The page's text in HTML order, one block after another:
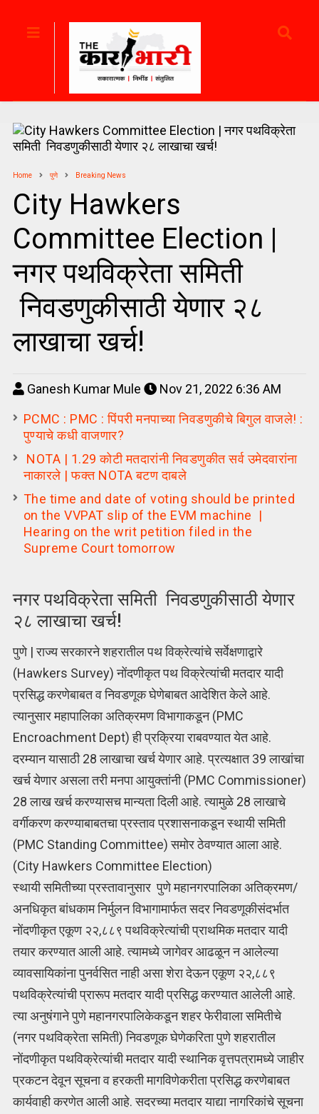
Home पुणे Breaking News
City Hawkers
Committee Election |
नगर पथविक्रेता समिती
निवडणुकीसाठी येणार २८
लाखाचा खर्च!
Ganesh Kumar Mule
Nov 21, 2022 6:36 AM
PCMC : PMC : पिंपरी मनपाच्या निवडणुकीचे बिगुल वाजले! :
पुण्याचे कधी वाजणार?
NOTA | 1.29 कोटी मतदारांनी निवडणुकीत सर्व उमेदवारांना
नाकारले | फक्त NOTA बटण दाबले
The time and date of voting should be printed
on the VVPAT slip of the EVM machine |
Hearing on the writ petition filed in the
Supreme Court tomorrow
नगर पथविक्रेता समिती निवडणुकीसाठी येणार
२८ लाखाचा खर्च!
पुणे | राज्य सरकारने शहरातील पथ विक्रेत्यांचे सर्वेक्षणाद्वारे
(Hawkers Survey) नोंदणीकृत पथ विक्रेत्यांची मतदार यादी
प्रसिद्ध करणेबाबत व निवडणूक घेणेबाबत आदेशित केले आहे.
त्यानुसार महापालिका अतिक्रमण विभागाकडून (PMC
Encroachment Dept) ही प्रक्रिया राबवण्यात येत आहे.
दरम्यान यासाठी 28 लाखाचा खर्च येणार आहे. प्रत्यक्षात 39 लाखांचा
खर्च येणार असला तरी मनपा आयुक्तांनी (PMC Commissioner)
28 लाख खर्च करण्यासच मान्यता दिली आहे. त्यामुळे 28 लाखाचे
वर्गीकरण करण्याबाबतचा प्रस्ताव प्रशासनाकडून स्थायी समिती
(PMC Standing Committee) समोर ठेवण्यात आला आहे.
(City Hawkers Committee Election)
स्थायी समितीच्या प्रस्तावानुसार पुणे महानगरपालिका अतिक्रमण/
अनधिकृत बांधकाम निर्मुलन विभागामार्फत सदर निवडणूकीसंदर्भात
नोंदणीकृत एकूण २२,८८९ पथविक्रेत्यांची प्राथमिक मतदार यादी
तयार करण्यात आली आहे. त्यामध्ये जागेवर आढळून न आलेल्या
व्यावसायिकांना पुनर्वसित नाही असा शेरा देऊन एकूण २२,८८९
पथविक्रेत्यांची प्रारूप मतदार यादी प्रसिद्ध करण्यात आलेली आहे.
त्या अनुषंगाने पुणे महानगरपालिकेकडून शहर फेरीवाला समितीचे
(नगर पथविक्रेता समिती) निवडणूक घेणेकरिता पुणे शहरातील
नोंदणीकृत पथविक्रेत्यांची मतदार यादी स्थानिक वृत्तपत्रामध्ये जाहीर
प्रकटन देवून सूचना व हरकती मागविणेकरीता प्रसिद्ध करणेबाबत
कार्यवाही करणेत आली आहे. सदरच्या मतदार याद्या नागरिकांचे सूचना